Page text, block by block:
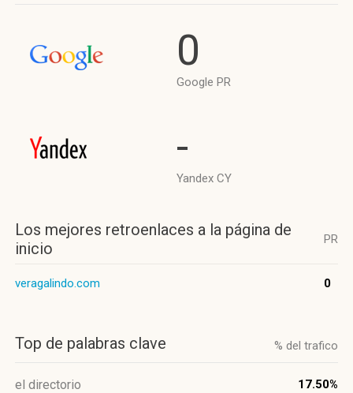
0
Google PR
-
Yandex CY
Los mejores retroenlaces a la página de
inicio
PR
veragalindo.com 0
Top de palabras clave % del trafico
el directorio 17.50%